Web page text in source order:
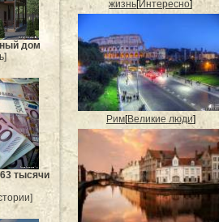
дом
тысячи
жизнь[Интересно]
Рим[Великие люди]